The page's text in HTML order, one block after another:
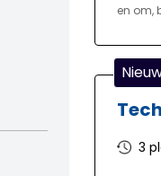
en om,
3